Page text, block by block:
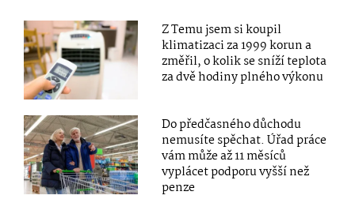
Z Temu jsem si koupil
klimatizaci za 1999 korun a
změřil, o kolik se sníží teplota
za dvě hodiny plného výkonu
Do předčasného důchodu
nemusíte spěchat. Úřad práce
vám může až 11 měsíců
vyplácet podporu vyšší než
penze